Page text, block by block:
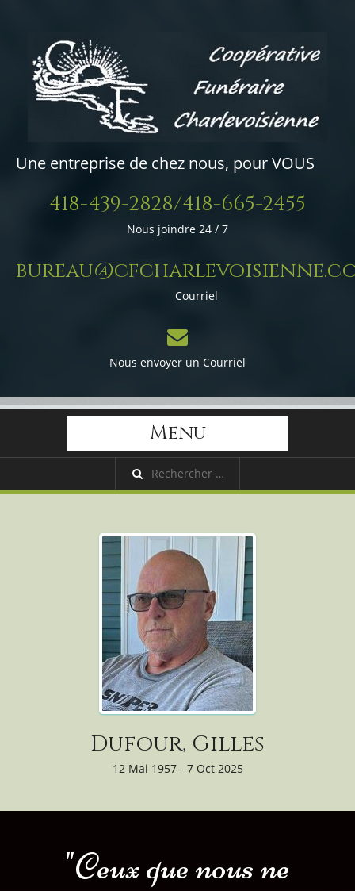
Une entreprise de chez nous, pour VOUS
418-439-2828/418-665-2455
Nous joindre 24 / 7
Courriel
Nous envoyer un Courriel
Menu
Dufour, Gilles
12 Mai 1957 - 7 Oct 2025
"Ceux que nous ne